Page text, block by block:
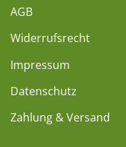
AGB
Widerrufsrecht
Impressum
Datenschutz
Zahlung & Versand